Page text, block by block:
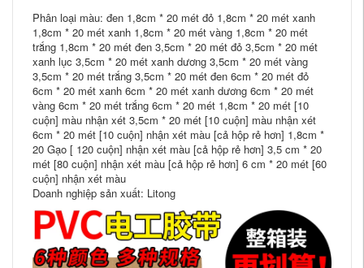
Phân loại màu: đen 1,8cm * 20 mét đỏ 1,8cm * 20 mét xanh
1,8cm * 20 mét xanh 1,8cm * 20 mét vàng 1,8cm * 20 mét
trắng 1,8cm * 20 mét đen 3,5cm * 20 mét đỏ 3,5cm * 20 mét
xanh lục 3,5cm * 20 mét xanh dương 3,5cm * 20 mét vàng
3,5cm * 20 mét trắng 3,5cm * 20 mét đen 6cm * 20 mét đỏ
6cm * 20 mét xanh 6cm * 20 mét xanh dương 6cm * 20 mét
vàng 6cm * 20 mét trắng 6cm * 20 mét 1,8cm * 20 mét [10
cuộn] màu nhận xét 3,5cm * 20 mét [10 cuộn] màu nhận xét
6cm * 20 mét [10 cuộn] nhận xét màu [cả hộp rẻ hơn] 1,8cm *
20 Gạo [ 120 cuộn] nhận xét màu [cả hộp rẻ hơn] 3,5 cm * 20
mét [80 cuộn] nhận xét màu [cả hộp rẻ hơn] 6 cm * 20 mét [60
cuộn] nhận xét màu
Doanh nghiệp sản xuất: Litong